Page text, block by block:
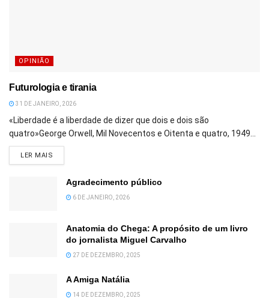
OPINIÃO
Futurologia e tirania
31 DE JANEIRO, 2026
«Liberdade é a liberdade de dizer que dois e dois são
quatro»George Orwell, Mil Novecentos e Oitenta e quatro, 1949...
LER MAIS
Agradecimento público
6 DE JANEIRO, 2026
Anatomia do Chega: A propósito de um livro
do jornalista Miguel Carvalho
27 DE DEZEMBRO, 2025
A Amiga Natália
14 DE DEZEMBRO, 2025